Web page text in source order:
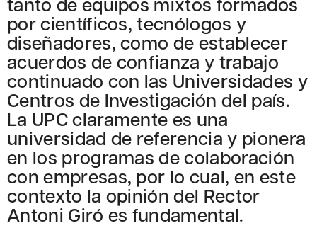
por científicos, tecnólogos y
diseñadores, como de establecer
acuerdos de confianza y trabajo
continuado con las Universidades y
Centros de Investigación del país.
La UPC claramente es una
universidad de referencia y pionera
en los programas de colaboración
con empresas, por lo cual, en este
contexto la opinión del Rector
Antoni Giró es fundamental.